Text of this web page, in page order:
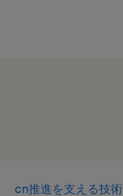
cn推進を支える技